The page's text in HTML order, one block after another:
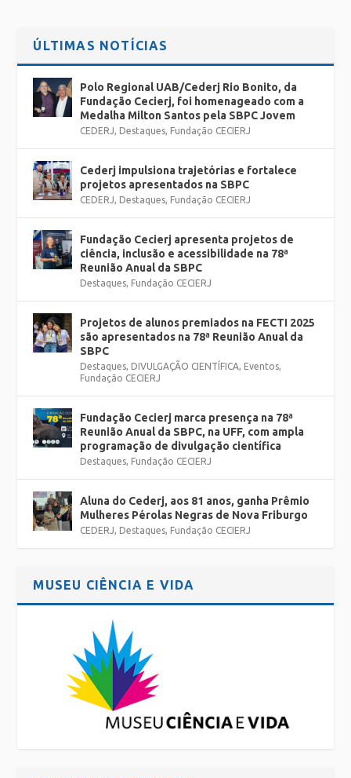
ÚLTIMAS NOTÍCIAS
Polo Regional UAB/Cederj Rio Bonito, da
Fundação Cecierj, foi homenageado com a
Medalha Milton Santos pela SBPC Jovem
CEDERJ, Destaques, Fundação CECIERJ
Cederj impulsiona trajetórias e fortalece
projetos apresentados na SBPC
CEDERJ, Destaques, Fundação CECIERJ
Fundação Cecierj apresenta projetos de
ciência, inclusão e acessibilidade na 78ª
Reunião Anual da SBPC
Destaques, Fundação CECIERJ
Projetos de alunos premiados na FECTI 2025
são apresentados na 78ª Reunião Anual da
SBPC
Destaques, DIVULGAÇÃO CIENTÍFICA, Eventos,
Fundação CECIERJ
Fundação Cecierj marca presença na 78ª
Reunião Anual da SBPC, na UFF, com ampla
programação de divulgação científica
Destaques, Fundação CECIERJ
Aluna do Cederj, aos 81 anos, ganha Prêmio
Mulheres Pérolas Negras de Nova Friburgo
CEDERJ, Destaques, Fundação CECIERJ
MUSEU CIÊNCIA E VIDA